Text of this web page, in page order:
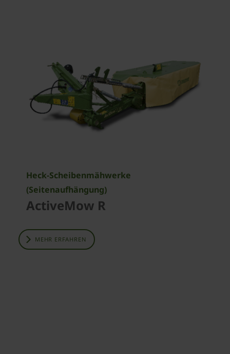
Heck-Scheibenmähwerke
(Seitenaufhängung)
ActiveMow R
MEHR ERFAHREN